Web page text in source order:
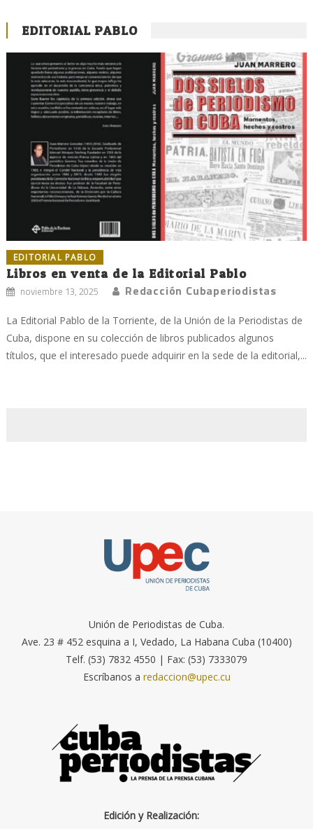
EDITORIAL PABLO
EDITORIAL PABLO
Libros en venta de la Editorial Pablo
noviembre 13, 2025 Redacción Cubaperiodistas
La Editorial Pablo de la Torriente, de la Unión de la Periodistas de
Cuba, dispone en su colección de libros publicados algunos
títulos, que el interesado puede adquirir en la sede de la editorial,...
Unión de Periodistas de Cuba.
Ave. 23 # 452 esquina a I, Vedado, La Habana Cuba (10400)
Telf. (53) 7832 4550 | Fax: (53) 7333079
Escríbanos a redaccion@upec.cu
Edición y Realización: